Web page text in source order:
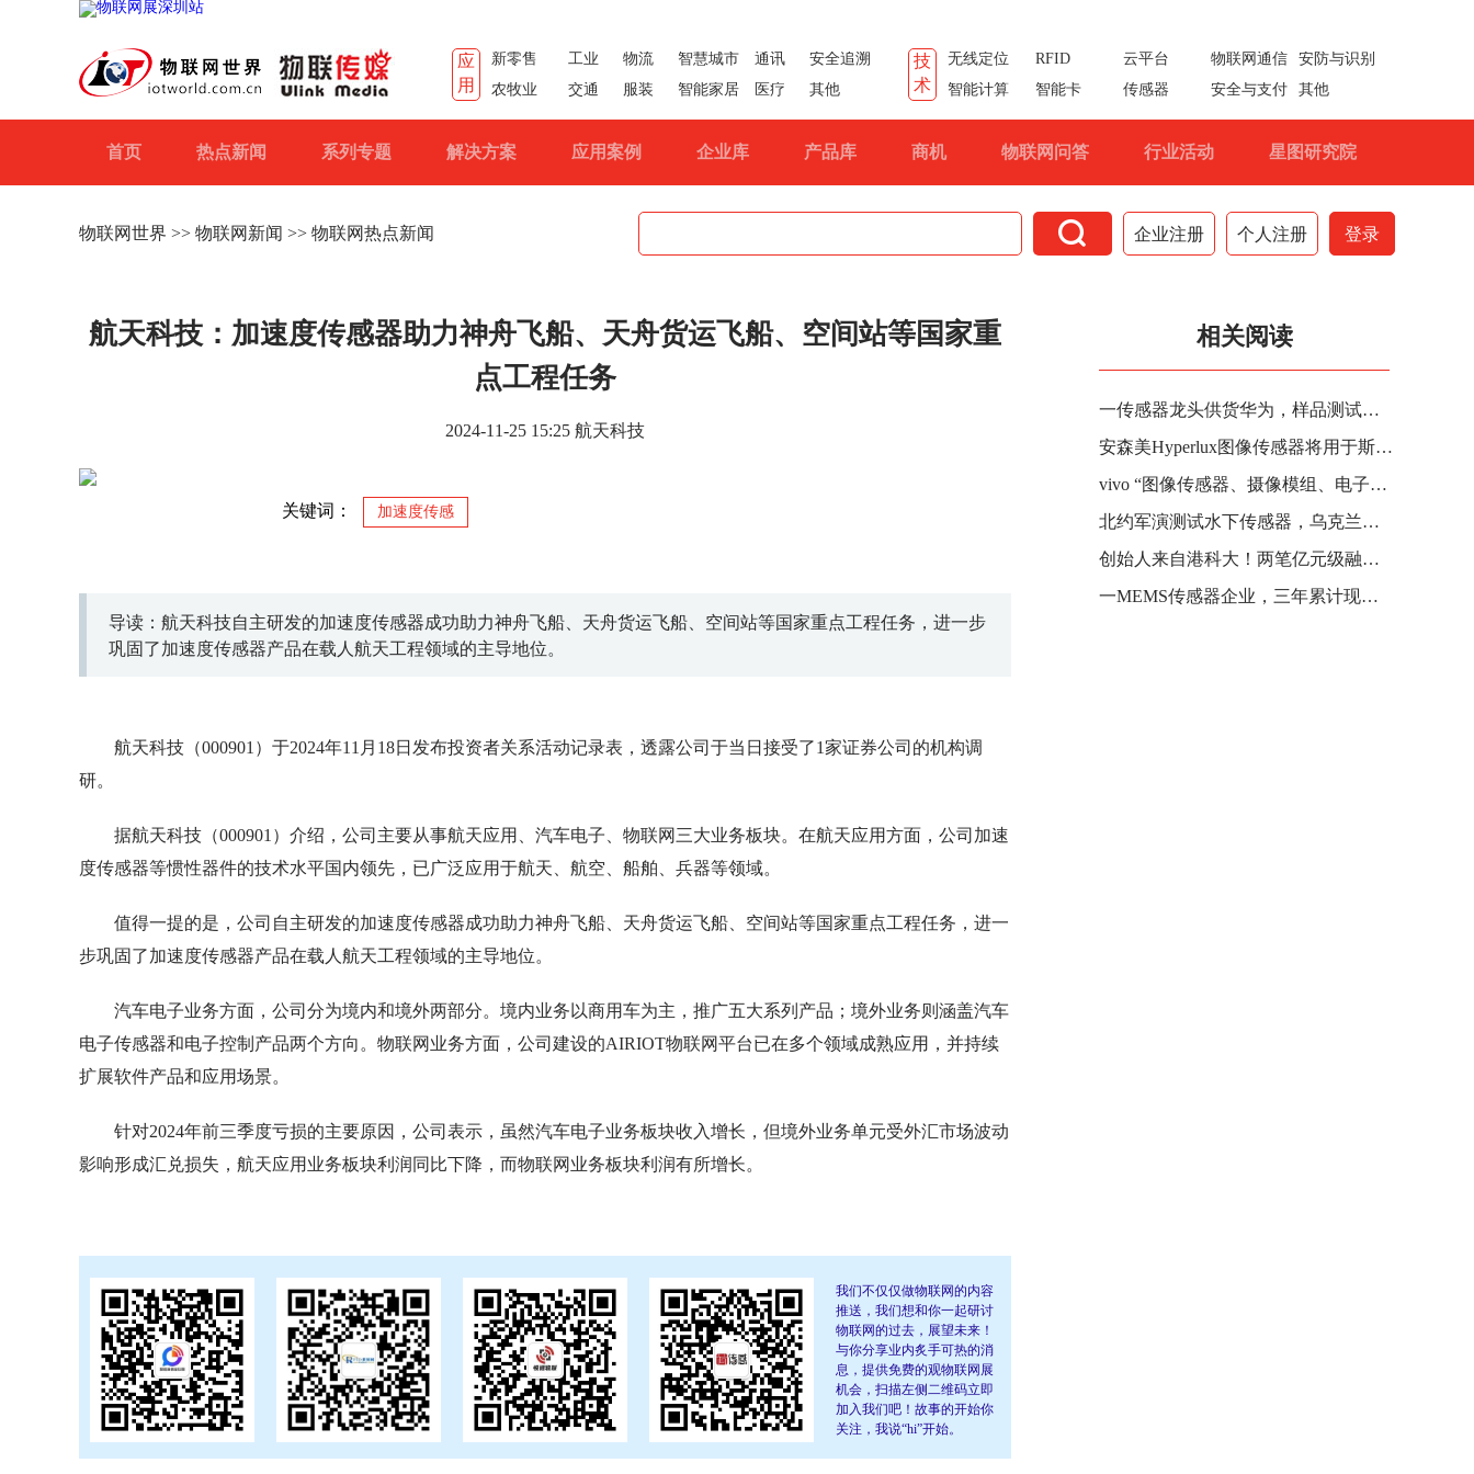
应
用
新零售 工业 物流 智慧城市 通讯
安全追溯
农牧业
交通 服装 智能家居 医疗 其他
技
术
无线定位 RFID 云平台 物联网通信
安防与识别
智能计算
智能卡 传感器 安全与支付 其他
首页 热点新闻 系列专题 解决方案 应用案例 企业库 产品库 商机 物联网问答 行业活动 星图研究院
物联网世界 >> 物联网新闻 >> 物联网热点新闻  企业注册 个人注册 登录
航天科技：加速度传感器助力神舟飞船、天舟货运飞船、空间站等国家重
点工程任务
2024-11-25 15:25 航天科技
关键词： 加速度传感
导读：航天科技自主研发的加速度传感器成功助力神舟飞船、天舟货运飞船、空间站等国家重点工程任务，进一步
巩固了加速度传感器产品在载人航天工程领域的主导地位。
航天科技（000901）于2024年11月18日发布投资者关系活动记录表，透露公司于当日接受了1家证券公司的机构调
研。
据航天科技（000901）介绍，公司主要从事航天应用、汽车电子、物联网三大业务板块。在航天应用方面，公司加速
度传感器等惯性器件的技术水平国内领先，已广泛应用于航天、航空、船舶、兵器等领域。
值得一提的是，公司自主研发的加速度传感器成功助力神舟飞船、天舟货运飞船、空间站等国家重点工程任务，进一
步巩固了加速度传感器产品在载人航天工程领域的主导地位。
汽车电子业务方面，公司分为境内和境外两部分。境内业务以商用车为主，推广五大系列产品；境外业务则涵盖汽车
电子传感器和电子控制产品两个方向。物联网业务方面，公司建设的AIRIOT物联网平台已在多个领域成熟应用，并持续
扩展软件产品和应用场景。
针对2024年前三季度亏损的主要原因，公司表示，虽然汽车电子业务板块收入增长，但境外业务单元受外汇市场波动
影响形成汇兑损失，航天应用业务板块利润同比下降，而物联网业务板块利润有所增长。
相关阅读
一传感器龙头供货华为，样品测试顺利！
安森美Hyperlux图像传感器将用于斯巴鲁新一代集成AI的EyeSight系统
vivo “图像传感器、摄像模组、电子设备及图像处理方法”专利公布
北约军演测试水下传感器，乌克兰战争是重要驱动力
创始人来自港科大！两笔亿元级融资 投向一家机器人公司 研发触觉传感器
一MEMS传感器企业，三年累计现金分红约3.04亿
我们不仅仅做物联网的内容
推送，我们想和你一起研讨
物联网的过去，展望未来！
与你分享业内炙手可热的消
息，提供免费的观物联网展
机会，扫描左侧二维码立即
加入我们吧！故事的开始你
关注，我说“hi”开始。